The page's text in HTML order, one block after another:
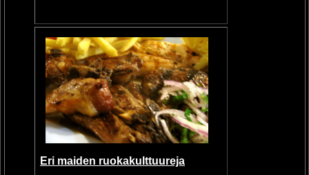
Eri maiden ruokakulttuureja